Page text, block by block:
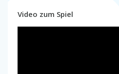
Video zum Spiel